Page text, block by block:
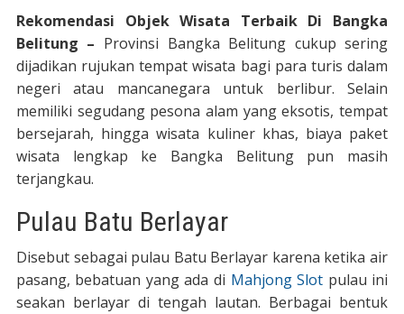
Rekomendasi Objek Wisata Terbaik Di Bangka
Belitung – Provinsi Bangka Belitung cukup sering
dijadikan rujukan tempat wisata bagi para turis dalam
negeri atau mancanegara untuk berlibur. Selain
memiliki segudang pesona alam yang eksotis, tempat
bersejarah, hingga wisata kuliner khas, biaya paket
wisata lengkap ke Bangka Belitung pun masih
terjangkau.
Pulau Batu Berlayar
Disebut sebagai pulau Batu Berlayar karena ketika air
pasang, bebatuan yang ada di Mahjong Slot pulau ini
seakan berlayar di tengah lautan. Berbagai bentuk